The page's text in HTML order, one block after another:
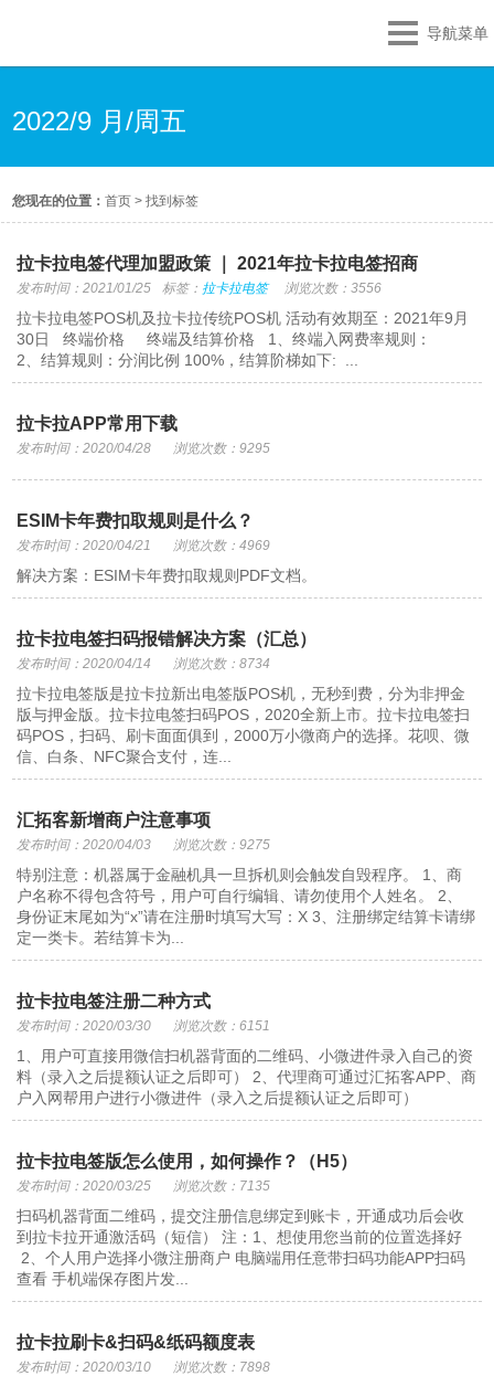
导航菜单
2022/9 月/周五
您现在的位置：首页 >找到标签
拉卡拉电签代理加盟政策 ｜ 2021年拉卡拉电签招商
发布时间：2021/01/25 标签： 拉卡拉电签 浏览次数：3556
拉卡拉电签POS机及拉卡拉传统POS机 活动有效期至：2021年9月
30日 终端价格 终端及结算价格 1、终端入网费率规则：
2、结算规则：分润比例 100%，结算阶梯如下: ...
拉卡拉APP常用下载
发布时间：2020/04/28 浏览次数：9295
ESIM卡年费扣取规则是什么？
发布时间：2020/04/21 浏览次数：4969
解决方案：ESIM卡年费扣取规则PDF文档。
拉卡拉电签扫码报错解决方案（汇总）
发布时间：2020/04/14 浏览次数：8734
拉卡拉电签版是拉卡拉新出电签版POS机，无秒到费，分为非押金
版与押金版。拉卡拉电签扫码POS，2020全新上市。拉卡拉电签扫
码POS，扫码、刷卡面面俱到，2000万小微商户的选择。花呗、微
信、白条、NFC聚合支付，连...
汇拓客新增商户注意事项
发布时间：2020/04/03 浏览次数：9275
特别注意：机器属于金融机具一旦拆机则会触发自毁程序。 1、商
户名称不得包含符号，用户可自行编辑、请勿使用个人姓名。 2、
身份证末尾如为“x”请在注册时填写大写：X 3、注册绑定结算卡请绑
定一类卡。若结算卡为...
拉卡拉电签注册二种方式
发布时间：2020/03/30 浏览次数：6151
1、用户可直接用微信扫机器背面的二维码、小微进件录入自己的资
料（录入之后提额认证之后即可） 2、代理商可通过汇拓客APP、商
户入网帮用户进行小微进件（录入之后提额认证之后即可）
拉卡拉电签版怎么使用，如何操作？（H5）
发布时间：2020/03/25 浏览次数：7135
扫码机器背面二维码，提交注册信息绑定到账卡，开通成功后会收
到拉卡拉开通激活码（短信） 注：1、想使用您当前的位置选择好
2、个人用户选择小微注册商户 电脑端用任意带扫码功能APP扫码
查看 手机端保存图片发...
拉卡拉刷卡&扫码&纸码额度表
发布时间：2020/03/10 浏览次数：7898